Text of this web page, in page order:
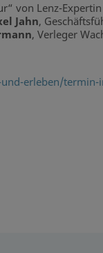
von Lenz-Expertin
Jahn,
, Verleger
erleben/termin-